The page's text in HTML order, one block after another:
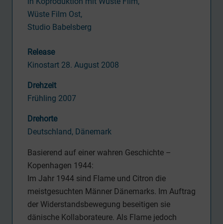
Wüste Film Ost,
Studio Babelsberg
Release
Kinostart 28. August 2008
Drehzeit
Frühling 2007
Drehorte
Deutschland, Dänemark
Basierend auf einer wahren Geschichte –
Kopenhagen 1944:
Im Jahr 1944 sind Flame und Citron die
meistgesuchten Männer Dänemarks. Im Auftrag
der Widerstandsbewegung beseitigen sie
dänische Kollaborateure. Als Flame jedoch